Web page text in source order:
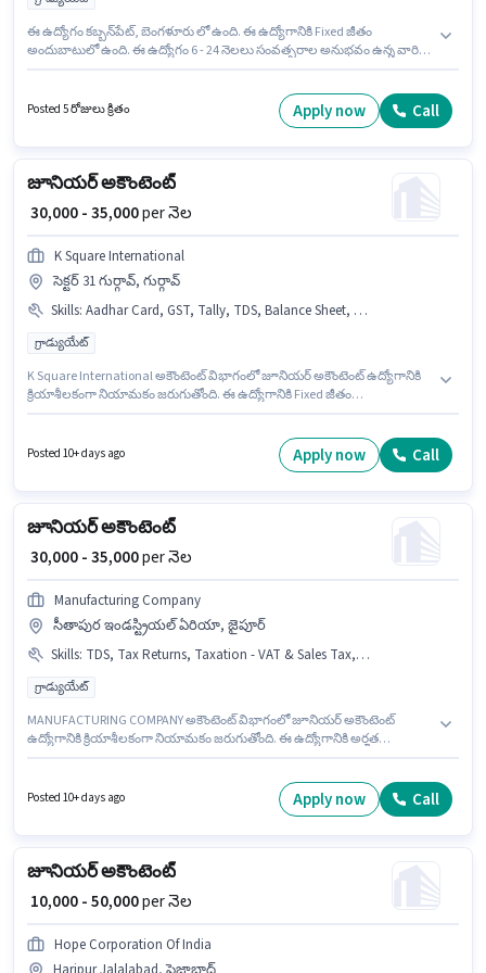
ఈ ఉద్యోగం కబ్బన్‌పేట్, బెంగళూరు లో ఉంది. ఈ ఉద్యోగానికి Fixed జీతం
అందుబాటులో ఉంది. ఈ ఉద్యోగం 6 - 24 నెలలు సంవత్సరాల అనుభవం ఉన్న వారికి
VAT & Sales Tax, TDS ఉండాలి. Asif Javed లో అకౌంటెంట్ విభాగంలో జూనియర్
అకౌంటెంట్ గా చేరండి. దరఖాస్తుదారులు కనీసం గ్రాడ్యుయేట్ డిగ్రీ లేదా సర్టిఫికెట్ కలిగి
Posted 5 రోజులు క్రితం Apply now Call
జూనియర్ అకౌంటెంట్
₹ 30,000 - 35,000per నెల
K Square International
సెక్టర్ 31 గుర్గావ్, గుర్గావ్
Skills: Aadhar Card, GST, Tally, TDS, Balance Sheet, MS Excel, Cash Flow, Book Keeping, PAN Card, Bank Account
గ్రాడ్యుయేట్
K Square International అకౌంటెంట్ విభాగంలో జూనియర్ అకౌంటెంట్ ఉద్యోగానికి
క్రియాశీలకంగా నియామకం జరుగుతోంది. ఈ ఉద్యోగానికి Fixed జీతం
అభ్యర్థి వద్ద Balance Sheet, Book Keeping, Cash Flow, GST, MS Excel, Tally,
TDS ఉండాలి. ఈ ఉద్యోగం సెక్టర్ 31 గుర్గావ్, గుర్గావ్ లో ఉంది. ఈ ఉద్యోగానికి
Posted 10+ days ago Apply now Call
జూనియర్ అకౌంటెంట్
₹ 30,000 - 35,000per నెల
Manufacturing Company
సీతాపుర ఇండస్ట్రియల్ ఏరియా, జైపూర్
Skills: TDS, Tax Returns, Taxation - VAT & Sales Tax, Cash Flow, GST, MS Excel, Tally, Book Keeping, Balance Sheet, Audit
గ్రాడ్యుయేట్
MANUFACTURING COMPANY అకౌంటెంట్ విభాగంలో జూనియర్ అకౌంటెంట్
ఉద్యోగానికి క్రియాశీలకంగా నియామకం జరుగుతోంది. ఈ ఉద్యోగానికి అర్హత
నైపుణ్యాలు ఉండాలి. దరఖాస్తుదారులు కనీసం గ్రాడ్యుయేట్ డిగ్రీ లేదా సర్టిఫికెట్ కలిగి
ఉండాలి. అదనపు PF లు ఉద్యోగ స్థాయి మరియు కంపెనీ పాలసీలపై ఆధారపడి
Fixed జీతం అందుబాటులో ఉంది.
Posted 10+ days ago Apply now Call
జూనియర్ అకౌంటెంట్
₹ 10,000 - 50,000per నెల
Hope Corporation Of India